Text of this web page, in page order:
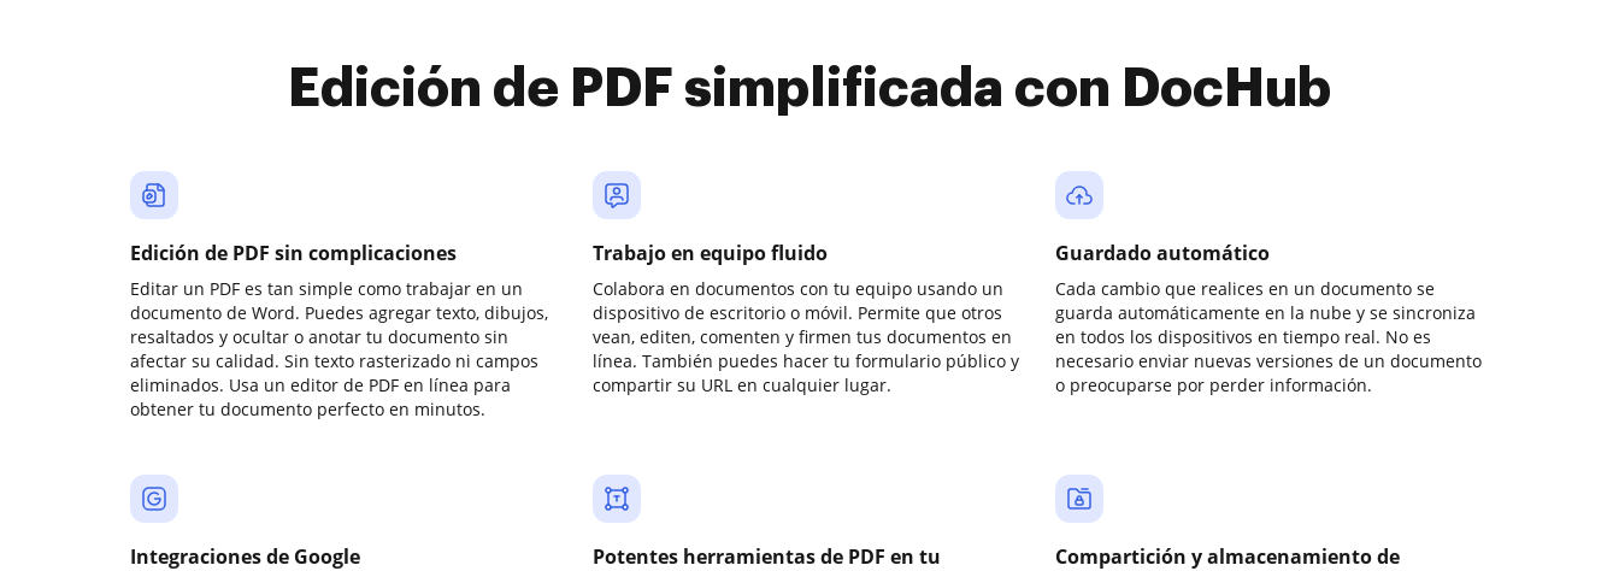
Edición de PDF simplificada con DocHub
Edición de PDF sin complicaciones
Editar un PDF es tan simple como trabajar en un
documento de Word. Puedes agregar texto, dibujos,
resaltados y ocultar o anotar tu documento sin
afectar su calidad. Sin texto rasterizado ni campos
eliminados. Usa un editor de PDF en línea para
obtener tu documento perfecto en minutos.
Trabajo en equipo fluido
Colabora en documentos con tu equipo usando un
dispositivo de escritorio o móvil. Permite que otros
vean, editen, comenten y firmen tus documentos en
línea. También puedes hacer tu formulario público y
compartir su URL en cualquier lugar.
Guardado automático
Cada cambio que realices en un documento se
guarda automáticamente en la nube y se sincroniza
en todos los dispositivos en tiempo real. No es
necesario enviar nuevas versiones de un documento
o preocuparse por perder información.
Integraciones de Google
Potentes herramientas de PDF en tu
Compartición y almacenamiento de